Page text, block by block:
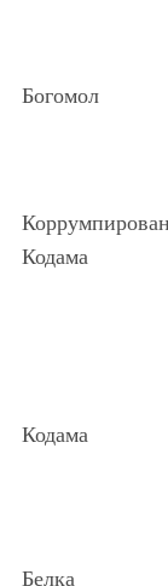
Богомол
Кодама
Кодама
Белка